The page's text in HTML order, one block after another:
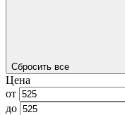
Сбросить все
Цена
от
до